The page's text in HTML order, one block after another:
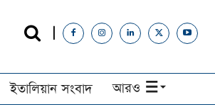
ইতালিয়ান সংবাদ আরও